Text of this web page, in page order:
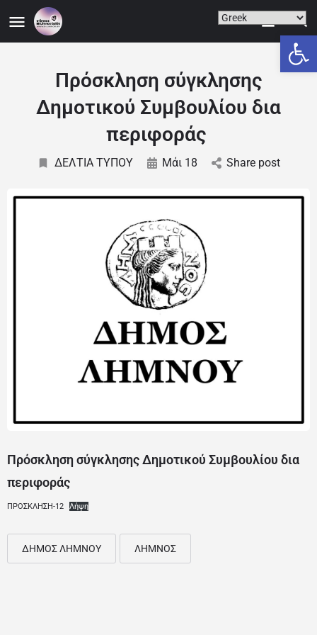
Πρόσκληση σύγκλησης
Δημοτικού Συμβουλίου δια
περιφοράς
ΔΕΛΤΙΑ ΤΥΠΟΥ Μάι 18 Share post
Πρόσκληση σύγκλησης Δημοτικού Συμβουλίου δια
περιφοράς
ΠΡΟΣΚΛΗΣΗ-12 Λήψη
ΔΗΜΟΣ ΛΗΜΝΟΥ ΛΗΜΝΟΣ